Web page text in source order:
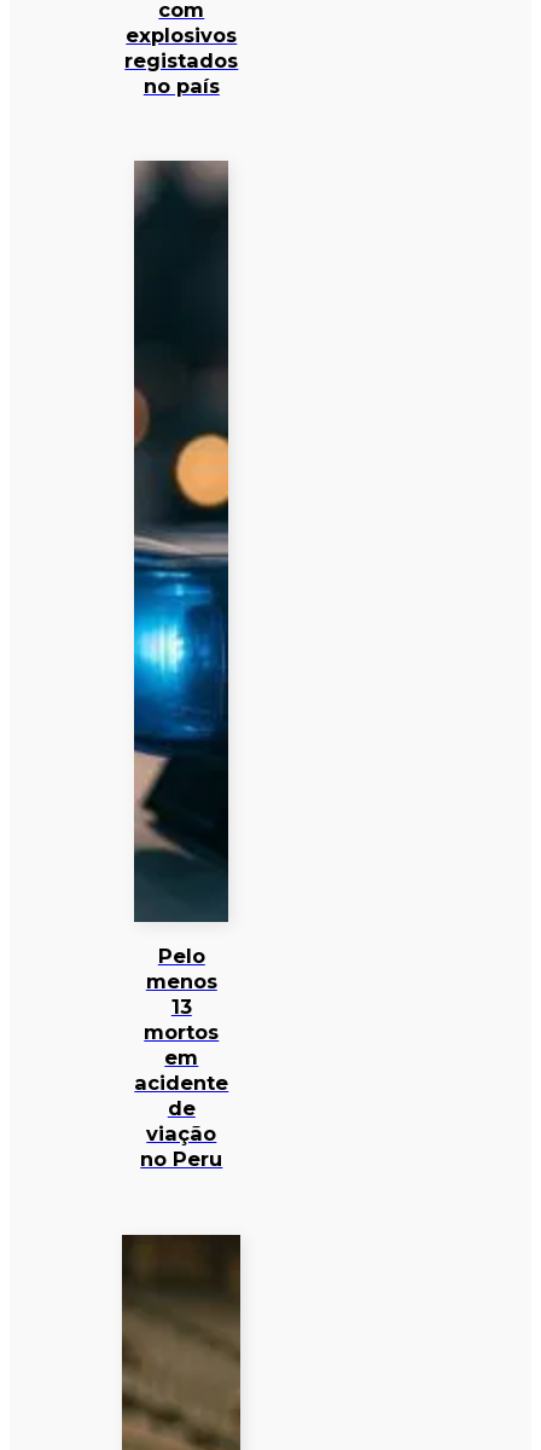
com
explosivos
registados
no país
Pelo
menos
13
mortos
em
acidente
de
viação
no Peru